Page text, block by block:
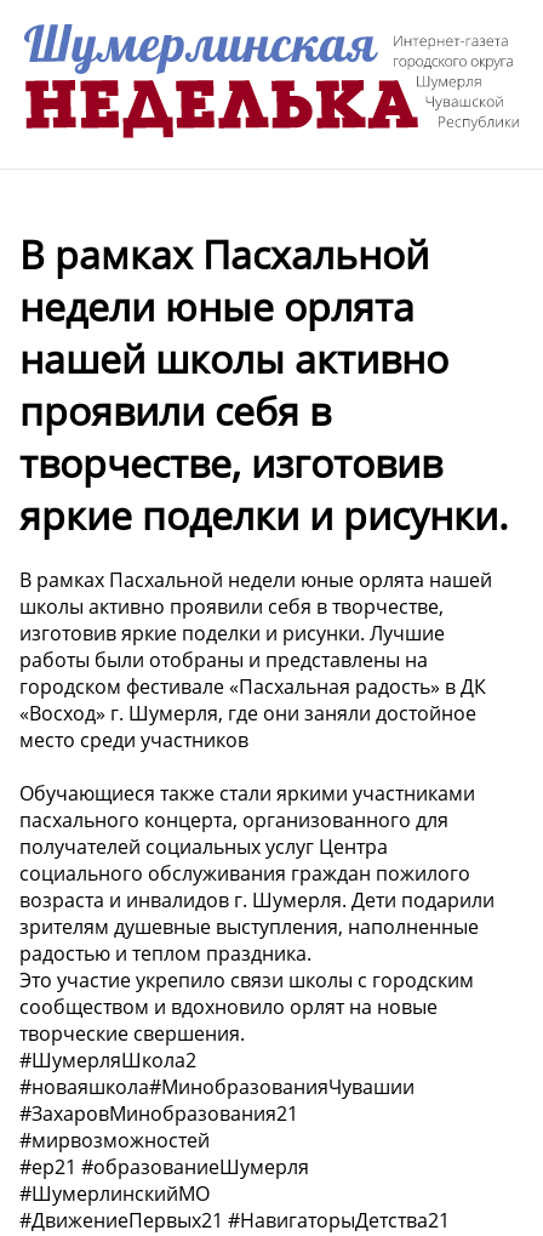
В рамках Пасхальной
недели юные орлята
нашей школы активно
проявили себя в
творчестве, изготовив
яркие поделки и рисунки.
В рамках Пасхальной недели юные орлята нашей
школы активно проявили себя в творчестве,
изготовив яркие поделки и рисунки. Лучшие
работы были отобраны и представлены на
городском фестивале «Пасхальная радость» в ДК
«Восход» г. Шумерля, где они заняли достойное
место среди участников
Обучающиеся также стали яркими участниками
пасхального концерта, организованного для
получателей социальных услуг Центра
социального обслуживания граждан пожилого
возраста и инвалидов г. Шумерля. Дети подарили
зрителям душевные выступления, наполненные
радостью и теплом праздника.
Это участие укрепило связи школы с городским
сообществом и вдохновило орлят на новые
творческие свершения.
#ШумерляШкола2
#новаяшкола#МинобразованияЧувашии
#ЗахаровМинобразования21
#мирвозможностей
#ер21 #образованиеШумерля
#ШумерлинскийМО
#ДвижениеПервых21 #НавигаторыДетства21